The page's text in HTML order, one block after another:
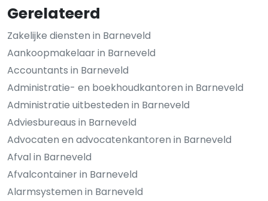
Gerelateerd
Zakelijke diensten in Barneveld
Aankoopmakelaar in Barneveld
Accountants in Barneveld
Administratie- en boekhoudkantoren in Barneveld
Administratie uitbesteden in Barneveld
Adviesbureaus in Barneveld
Advocaten en advocatenkantoren in Barneveld
Afval in Barneveld
Afvalcontainer in Barneveld
Alarmsystemen in Barneveld